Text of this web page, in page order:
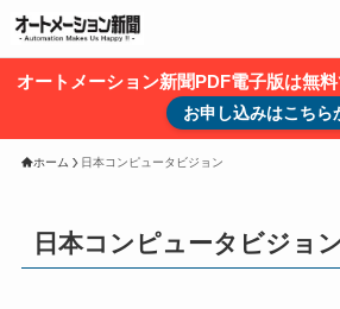
オートメーション新聞PDF電子版は無
お申し込みはこちら
ホーム 日本コンピュータビジョン
日本コンピュータビジョン